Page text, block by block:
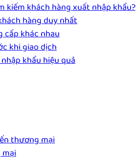
kiếm khách hàng xuất nhập khẩu?
hàng duy nhất
cấp khác nhau
khi giao dịch
khẩu hiệu quả
thương mại